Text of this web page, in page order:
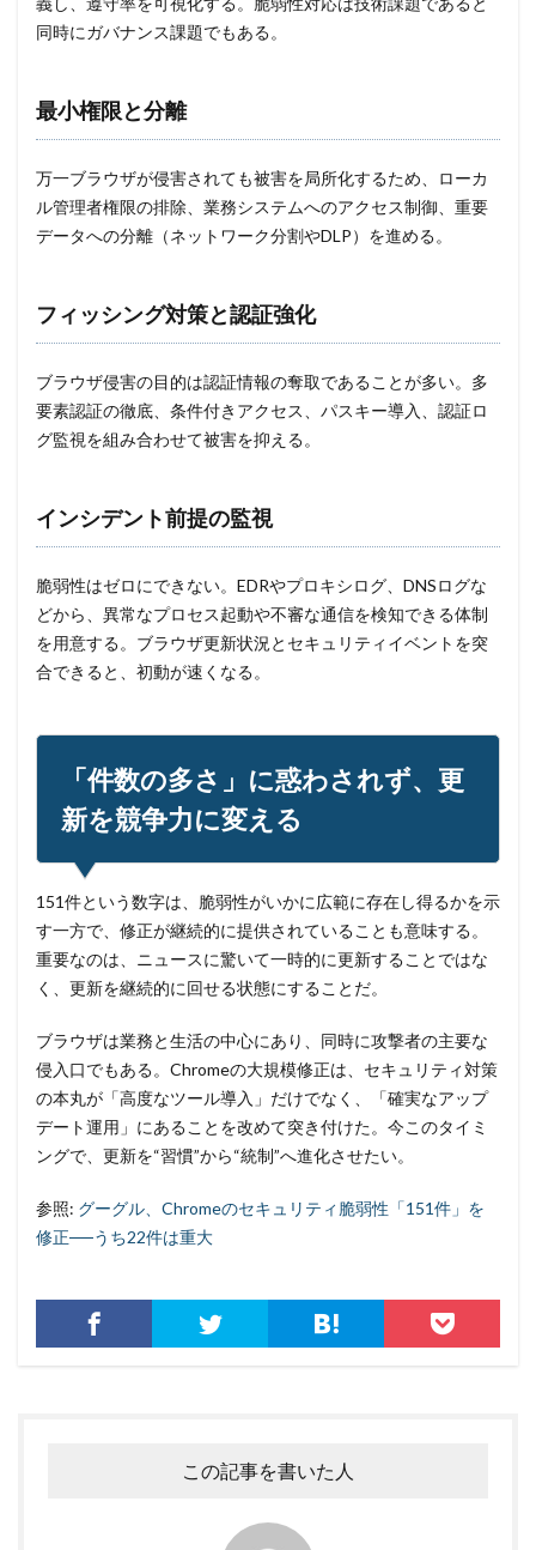
同時にガバナンス課題でもある。
最小権限と分離
万一ブラウザが侵害されても被害を局所化するため、ローカ
ル管理者権限の排除、業務システムへのアクセス制御、重要
データへの分離（ネットワーク分割やDLP）を進める。
フィッシング対策と認証強化
ブラウザ侵害の目的は認証情報の奪取であることが多い。多
要素認証の徹底、条件付きアクセス、パスキー導入、認証ロ
グ監視を組み合わせて被害を抑える。
インシデント前提の監視
脆弱性はゼロにできない。EDRやプロキシログ、DNSログな
どから、異常なプロセス起動や不審な通信を検知できる体制
を用意する。ブラウザ更新状況とセキュリティイベントを突
合できると、初動が速くなる。
「件数の多さ」に惑わされず、更
新を競争力に変える
151件という数字は、脆弱性がいかに広範に存在し得るかを示
す一方で、修正が継続的に提供されていることも意味する。
重要なのは、ニュースに驚いて一時的に更新することではな
く、更新を継続的に回せる状態にすることだ。
ブラウザは業務と生活の中心にあり、同時に攻撃者の主要な
侵入口でもある。Chromeの大規模修正は、セキュリティ対策
の本丸が「高度なツール導入」だけでなく、「確実なアップ
デート運用」にあることを改めて突き付けた。今このタイミ
ングで、更新を“習慣”から“統制”へ進化させたい。
参照: グーグル、Chromeのセキュリティ脆弱性「151件」を
修正──うち22件は重大
この記事を書いた人